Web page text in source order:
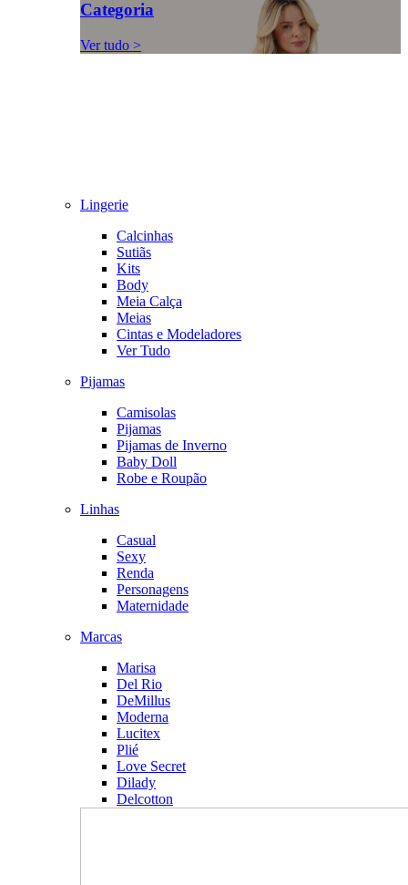
Categoria
Ver tudo >
Lingerie
Calcinhas
Sutiãs
Kits
Body
Meia Calça
Meias
Cintas e Modeladores
Ver Tudo
Pijamas
Camisolas
Pijamas
Pijamas de Inverno
Baby Doll
Robe e Roupão
Linhas
Casual
Sexy
Renda
Personagens
Maternidade
Marcas
Marisa
Del Rio
DeMillus
Moderna
Lucitex
Plié
Love Secret
Dilady
Delcotton